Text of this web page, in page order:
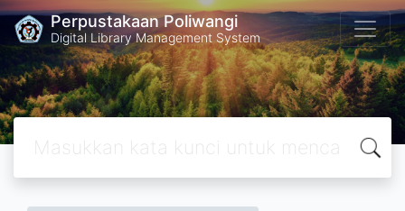
Perpustakaan Poliwangi
Digital Library Management System